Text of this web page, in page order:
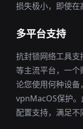
损失极小，即使在
多平台支持
抗封锁网络工具
等主流平台，一
论您使用何种设
vpnMacOS保护
配置支持，满足不